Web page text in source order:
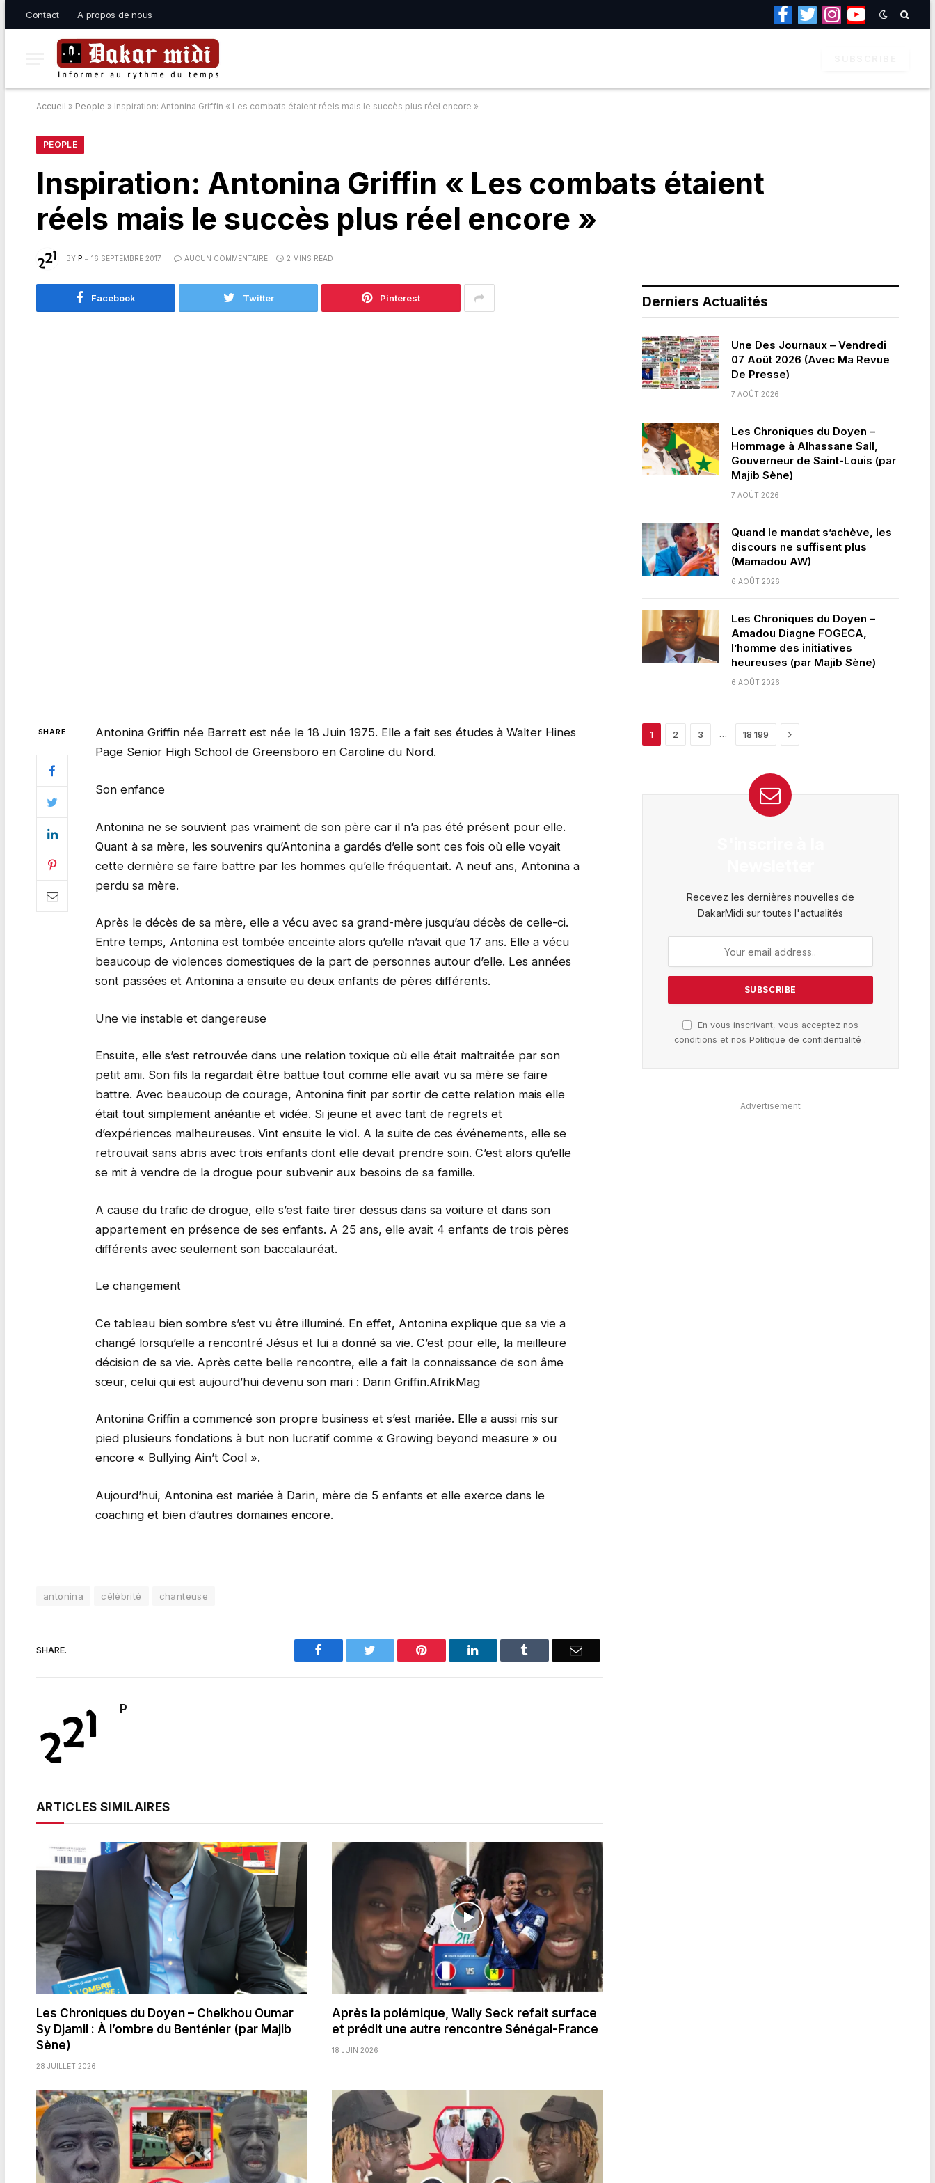
Contact A propos de nous
Facebook
TwitterInstagramYouTube
Accueil » People » Inspiration: Antonina Griffin « Les combats étaient réels mais le succès plus réel encore »
PEOPLE
Inspiration: Antonina Griffin « Les combats étaient
réels mais le succès plus réel encore »
BY P 16 SEPTEMBRE 2017 AUCUN COMMENTAIRE 2 MINS READ
Facebook Twitter Pinterest
SHARE
Antonina Griffin née Barrett est née le 18 Juin 1975. Elle a fait ses études à Walter Hines
Page Senior High School de Greensboro en Caroline du Nord.
Son enfance
Antonina ne se souvient pas vraiment de son père car il n’a pas été présent pour elle.
Quant à sa mère, les souvenirs qu’Antonina a gardés d’elle sont ces fois où elle voyait
cette dernière se faire battre par les hommes qu’elle fréquentait. A neuf ans, Antonina a
perdu sa mère.
Après le décès de sa mère, elle a vécu avec sa grand-mère jusqu’au décès de celle-ci.
Entre temps, Antonina est tombée enceinte alors qu’elle n’avait que 17 ans. Elle a vécu
beaucoup de violences domestiques de la part de personnes autour d’elle. Les années
sont passées et Antonina a ensuite eu deux enfants de pères différents.
Une vie instable et dangereuse
Ensuite, elle s’est retrouvée dans une relation toxique où elle était maltraitée par son
petit ami. Son fils la regardait être battue tout comme elle avait vu sa mère se faire
battre. Avec beaucoup de courage, Antonina finit par sortir de cette relation mais elle
était tout simplement anéantie et vidée. Si jeune et avec tant de regrets et
d’expériences malheureuses. Vint ensuite le viol. A la suite de ces événements, elle se
retrouvait sans abris avec trois enfants dont elle devait prendre soin. C’est alors qu’elle
se mit à vendre de la drogue pour subvenir aux besoins de sa famille.
A cause du trafic de drogue, elle s’est faite tirer dessus dans sa voiture et dans son
appartement en présence de ses enfants. A 25 ans, elle avait 4 enfants de trois pères
différents avec seulement son baccalauréat.
Le changement
Ce tableau bien sombre s’est vu être illuminé. En effet, Antonina explique que sa vie a
changé lorsqu’elle a rencontré Jésus et lui a donné sa vie. C’est pour elle, la meilleure
décision de sa vie. Après cette belle rencontre, elle a fait la connaissance de son âme
sœur, celui qui est aujourd’hui devenu son mari : Darin Griffin.AfrikMag
Antonina Griffin a commencé son propre business et s’est mariée. Elle a aussi mis sur
pied plusieurs fondations à but non lucratif comme « Growing beyond measure » ou
encore « Bullying Ain’t Cool ».
Aujourd’hui, Antonina est mariée à Darin, mère de 5 enfants et elle exerce dans le
coaching et bien d’autres domaines encore.
antonina célébrité chanteuse
SHARE. Facebook Pinterest LinkedIn Email
P
ARTICLES SIMILAIRES
Les Chroniques du Doyen – Cheikhou Oumar
Sy Djamil : À l’ombre du Benténier (par Majib
Sène)
28 JUILLET 2026
Après la polémique, Wally Seck refait surface
et prédit une autre rencontre Sénégal-France
18 JUIN 2026
Derniers Actualités
Une Des Journaux – Vendredi
07 Août 2026 (Avec Ma Revue
De Presse)
7 AOÛT 2026
Les Chroniques du Doyen –
Hommage à Alhassane Sall,
Gouverneur de Saint-Louis (par
Majib Sène)
7 AOÛT 2026
Quand le mandat s’achève, les
discours ne suffisent plus
(Mamadou AW)
6 AOÛT 2026
Les Chroniques du Doyen –
Amadou Diagne FOGECA,
l’homme des initiatives
heureuses (par Majib Sène)
6 AOÛT 2026
1 2 3 … 18 199 Next
Recevez les dernières nouvelles de
DakarMidi sur toutes l'actualités
En vous inscrivant, vous acceptez nos
conditions et nosPolitique de confidentialité .
Advertisement